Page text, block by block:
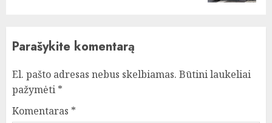
Parašykite komentarą
El. pašto adresas nebus skelbiamas. Būtini laukeliai
pažymėti *
Komentaras *